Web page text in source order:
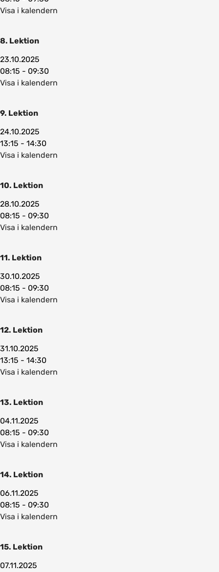
Visa i kalendern
8. Lektion
23.10.2025
08:15 - 09:30
Visa i kalendern
9. Lektion
24.10.2025
13:15 - 14:30
Visa i kalendern
10. Lektion
28.10.2025
08:15 - 09:30
Visa i kalendern
11. Lektion
30.10.2025
08:15 - 09:30
Visa i kalendern
12. Lektion
31.10.2025
13:15 - 14:30
Visa i kalendern
13. Lektion
04.11.2025
08:15 - 09:30
Visa i kalendern
14. Lektion
06.11.2025
08:15 - 09:30
Visa i kalendern
15. Lektion
07.11.2025